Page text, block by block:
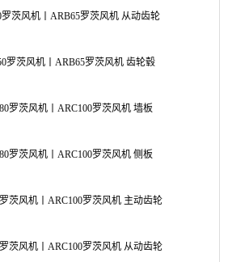
ARB50罗茨风机丨ARB65罗茨风机 从动齿轮
茨风机丨ARB65罗茨风机 齿轮毂
茨风机丨ARC100罗茨风机 墙板
茨风机丨ARC100罗茨风机 侧板
风机丨ARC100罗茨风机 主动齿轮
风机丨ARC100罗茨风机 从动齿轮